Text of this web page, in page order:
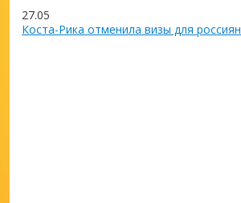
27.05
Коста-Рика отменила визы для россиян